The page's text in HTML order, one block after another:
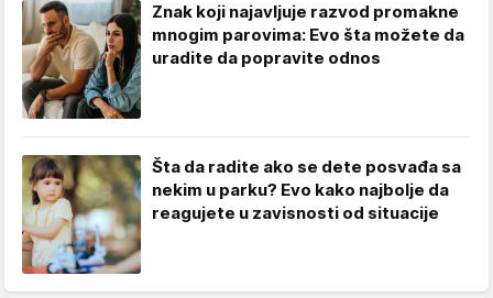
Znak koji najavljuje razvod promakne
mnogim parovima: Evo šta možete da
uradite da popravite odnos
Šta da radite ako se dete posvađa sa
nekim u parku? Evo kako najbolje da
reagujete u zavisnosti od situacije